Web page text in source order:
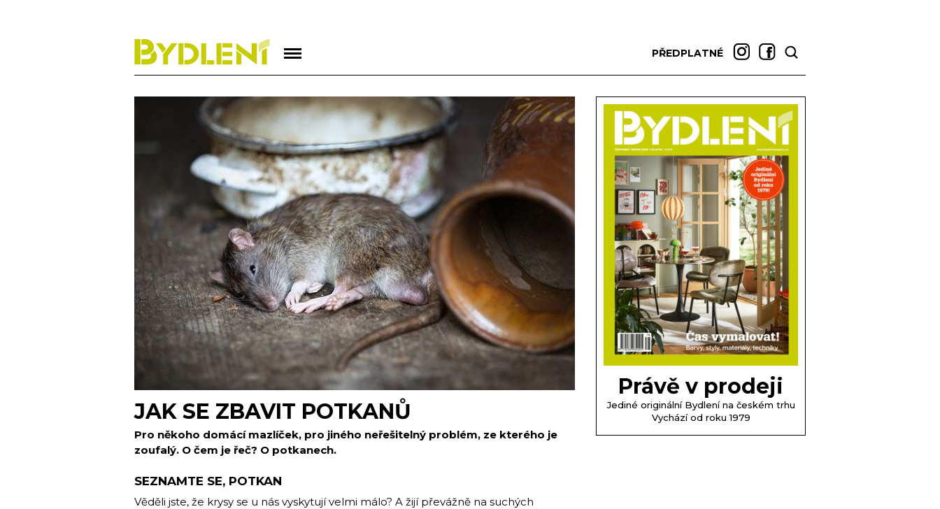
PŘEDPLATNÉ
JAK SE ZBAVIT POTKANŮ
Pro někoho domácí mazlíček, pro jiného neřešitelný problém, ze kterého je
zoufalý. O čem je řeč? O potkanech.
SEZNAMTE SE, POTKAN
Věděli jste, že krysy se u nás vyskytují velmi málo? A žijí převážně na suchých
Právě v prodeji
Jediné originální Bydlení na českém trhu
Vychází od roku 1979